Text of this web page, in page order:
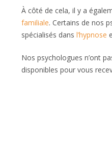
À côté de cela, il y a
familiale. Certains de nos
spécialisés dansl’hypnose
Nos psychologues n’ont
disponibles pour vous